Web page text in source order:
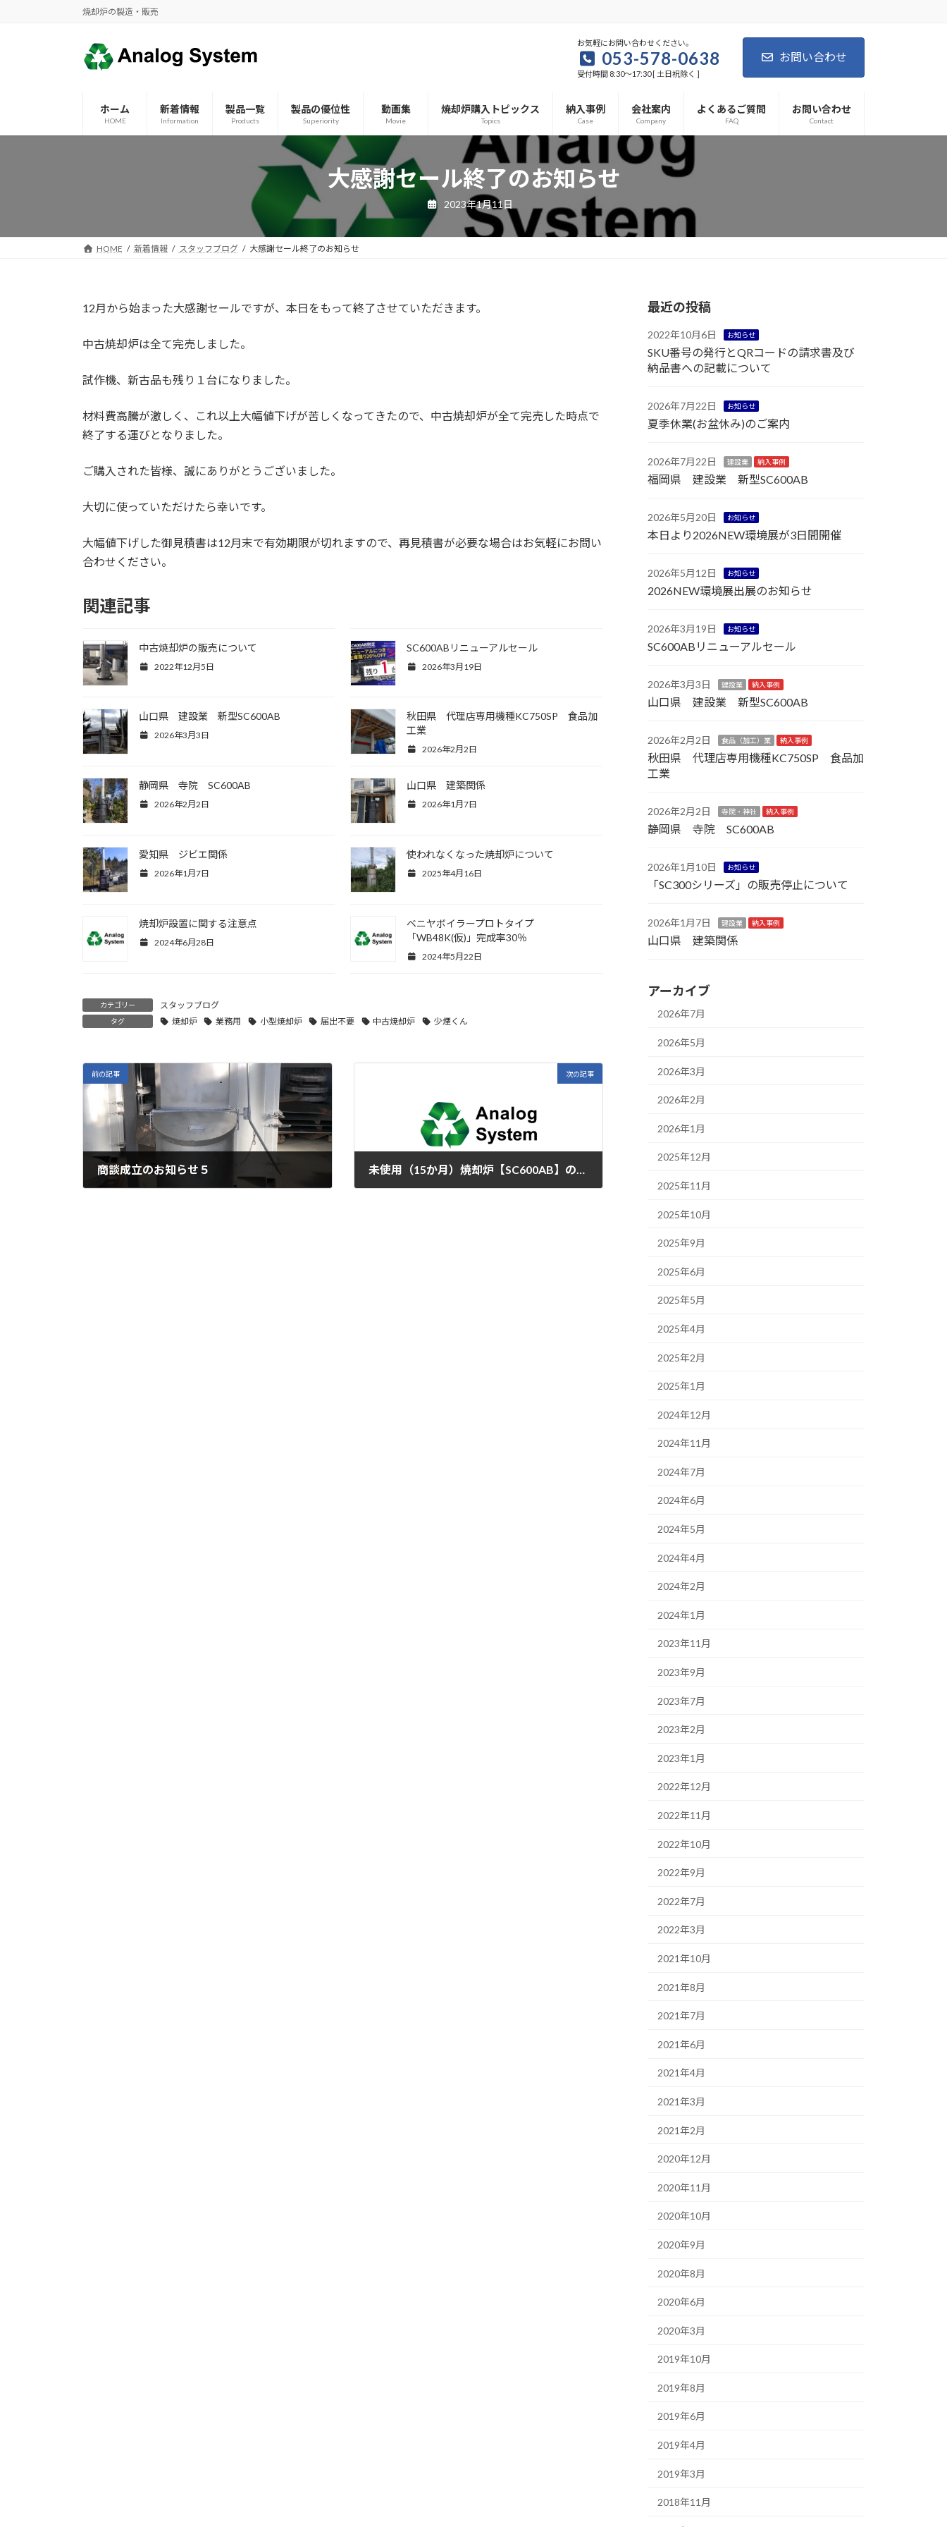
焼却炉の製造・販売
お気軽にお問い合わせください。
053-578-0638
受付時間 8:30～17:30 [ 土日祝除く ]
お問い合わせ
ホーム
HOME
新着情報
Information
製品一覧
Products
製品の優位性
Superiority
動画集
Movie
焼却炉購入トピックス
Topics
納入事例
Case
会社案内
Company
よくあるご質問
FAQ
お問い合わせ
Contact
大感謝セール終了のお知らせ
2023年1月11日
HOME 新着情報 スタッフブログ 大感謝セール終了のお知らせ
12月から始まった大感謝セールですが、本日をもって終了させていただきます。
中古焼却炉は全て完売しました。
試作機、新古品も残り１台になりました。
材料費高騰が激しく、これ以上大幅値下げが苦しくなってきたので、中古焼却炉が全て完売した時点で
終了する運びとなりました。
ご購入された皆様、誠にありがとうございました。
大切に使っていただけたら幸いです。
大幅値下げした御見積書は12月末で有効期限が切れますので、再見積書が必要な場合はお気軽にお問い
合わせください。
関連記事
中古焼却炉の販売について
2022年12月5日
SC600ABリニューアルセール
2026年3月19日
山口県 建設業 新型SC600AB
2026年3月3日
秋田県 代理店専用機種KC750SP 食品加
工業
2026年2月2日
静岡県 寺院 SC600AB
2026年2月2日
山口県 建築関係
2026年1月7日
愛知県 ジビエ関係
2026年1月7日
使われなくなった焼却炉について
2025年4月16日
焼却炉設置に関する注意点
2024年6月28日
ベニヤボイラープロトタイプ
「WB48K(仮)」完成率30％
2024年5月22日
カテゴリー スタッフブログ
タグ 焼却炉 業務用 小型焼却炉 届出不要 中古焼却炉 少煙くん
前の記事
商談成立のお知らせ５
次の記事
未使用（15か月）焼却炉【SC600AB】のご案内
最近の投稿
2022年10月6日 お知らせ
SKU番号の発行とQRコードの請求書及び
納品書への記載について
2026年7月22日 お知らせ
夏季休業(お盆休み)のご案内
2026年7月22日 建設業 納入事例
福岡県 建設業 新型SC600AB
2026年5月20日 お知らせ
本日より2026NEW環境展が3日間開催
2026年5月12日 お知らせ
2026NEW環境展出展のお知らせ
2026年3月19日 お知らせ
SC600ABリニューアルセール
2026年3月3日 建設業 納入事例
山口県 建設業 新型SC600AB
2026年2月2日 食品（加工）業 納入事例
秋田県 代理店専用機種KC750SP 食品加
工業
2026年2月2日 寺院・神社 納入事例
静岡県 寺院 SC600AB
2026年1月10日 お知らせ
「SC300シリーズ」の販売停止について
2026年1月7日 建設業 納入事例
山口県 建築関係
アーカイブ
2026年7月
2026年5月
2026年3月
2026年2月
2026年1月
2025年12月
2025年11月
2025年10月
2025年9月
2025年6月
2025年5月
2025年4月
2025年2月
2025年1月
2024年12月
2024年11月
2024年7月
2024年6月
2024年5月
2024年4月
2024年2月
2024年1月
2023年11月
2023年9月
2023年7月
2023年2月
2023年1月
2022年12月
2022年11月
2022年10月
2022年9月
2022年7月
2022年3月
2021年10月
2021年8月
2021年7月
2021年6月
2021年4月
2021年3月
2021年2月
2020年12月
2020年11月
2020年10月
2020年9月
2020年8月
2020年6月
2020年3月
2019年10月
2019年8月
2019年6月
2019年4月
2019年3月
2018年11月